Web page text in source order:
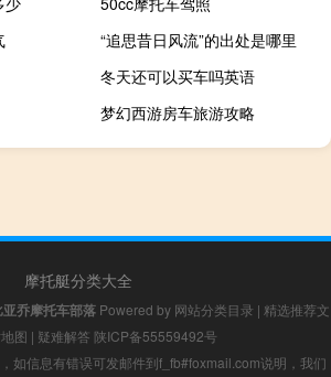
“追思昔日风流”的出处是哪里
冬天还可以买车吗英语
梦幻西游房车旅游攻略
摩托艇分类大全
亚乔摩托车部落Powered by 网站分类目录 | 精选推荐文
图 | 疑难解答 陕ICP备55559492号
如信息有错误可发邮件到f_fb#foxmail.com说明，我们